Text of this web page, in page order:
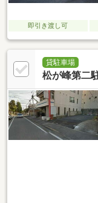
即引き渡し可
貸駐車場
松が峰第二